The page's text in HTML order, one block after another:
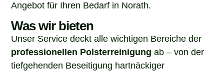
Angebot für Ihren Bedarf in Norath.
Was wir bieten
Unser Service deckt alle wichtigen Bereiche der
professionellen Polsterreinigung ab – von der
tiefgehenden Beseitigung hartnäckiger